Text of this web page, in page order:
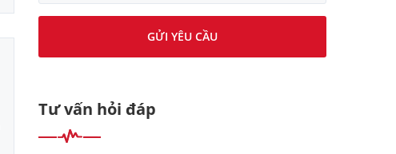
GỬI YÊU CẦU
Tư vấn hỏi đáp